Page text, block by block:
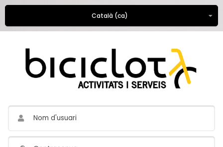
Català ‎(ca)‎